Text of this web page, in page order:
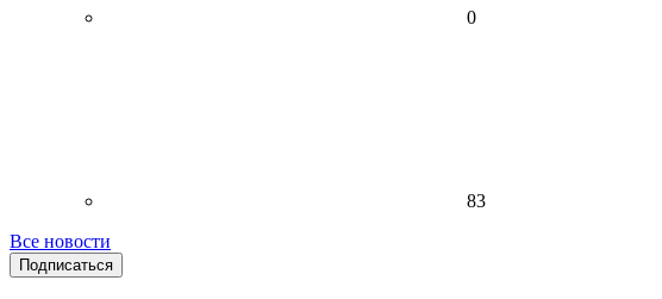
0
83
Все новости
Подписаться